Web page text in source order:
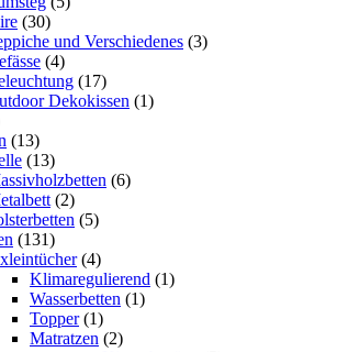
(30)
und Verschiedenes (3)
(4)
(17)
Dekokissen (1)
(13)
(13)
(6)
(2)
(5)
(131)
(4)
Klimaregulierend (1)
Wasserbetten (1)
Topper (1)
Matratzen (2)